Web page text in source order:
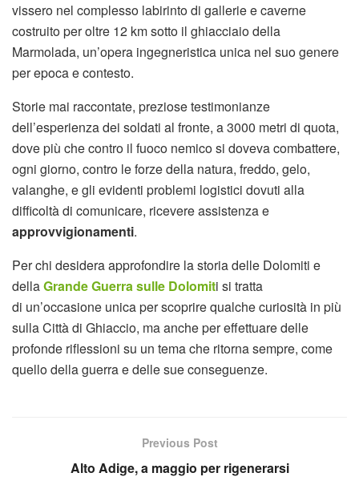
vissero nel complesso labirinto di gallerie e caverne
costruito per oltre 12 km sotto il ghiacciaio della
Marmolada, un’opera ingegneristica unica nel suo genere
per epoca e contesto.
Storie mai raccontate, preziose testimonianze
dell’esperienza dei soldati al fronte, a 3000 metri di quota,
dove più che contro il fuoco nemico si doveva combattere,
ogni giorno, contro le forze della natura, freddo, gelo,
valanghe, e gli evidenti problemi logistici dovuti alla
difficoltà di comunicare, ricevere assistenza e
approvvigionamenti.
Per chi desidera approfondire la storia delle Dolomiti e
dellaGrande Guerra sulle Dolomiti si tratta
di un’occasione unica per scoprire qualche curiosità in più
sulla Città di Ghiaccio, ma anche per effettuare delle
profonde riflessioni su un tema che ritorna sempre, come
quello della guerra e delle sue conseguenze.
Previous Post
Alto Adige, a maggio per rigenerarsi